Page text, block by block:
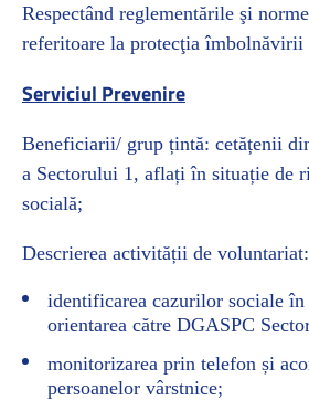
Respectând reglementările şi
referitoare la protecţia îmbolnăvirii
Serviciul Prevenire
Beneficiarii/ grup țintă: cetățenii
a Sectorului 1, aflați în situație de
socială;
Descrierea activității de voluntariat:
identificarea cazurilor sociale
orientarea către DGASPC
monitorizarea prin telefon și
persoanelor vârstnice;